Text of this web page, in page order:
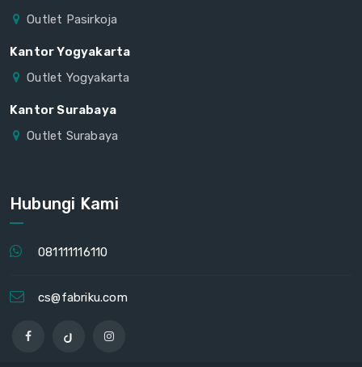
Outlet Pasirkoja
Kantor Yogyakarta
Outlet Yogyakarta
Kantor Surabaya
Outlet Surabaya
Hubungi Kami
081111116110
cs@fabriku.com